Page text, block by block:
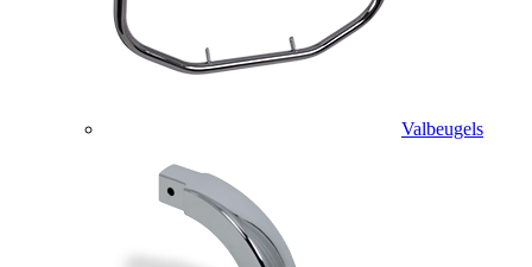
Valbeugels